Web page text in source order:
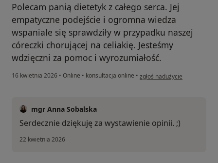
Polecam panią dietetyk z całego serca. Jej
empatyczne podejście i ogromna wiedza
wspaniale się sprawdziły w przypadku naszej
córeczki chorującej na celiakię. Jesteśmy
wdzięczni za pomoc i wyrozumiałość.
16 kwietnia 2026 • Online • konsultacja online • w opinii użytkownika
zgłoś nadużycie
mgr Anna Sobalska
Serdecznie dziękuję za wystawienie opinii. ;)
22 kwietnia 2026